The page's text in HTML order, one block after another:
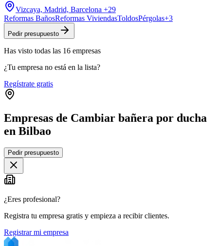
Vizcaya, Madrid, Barcelona +29
Reformas BañosReformas ViviendasToldosPérgolas+3
Pedir presupuesto
Has visto todas las 16 empresas
¿Tu empresa no está en la lista?
Regístrate gratis
Empresas de Cambiar bañera por ducha
en Bilbao
+
−
Pedir presupuesto
¿Eres profesional?
Registra tu empresa gratis y empieza a recibir clientes.
Registrar mi empresa